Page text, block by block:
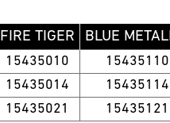
FIRE TIGER BLUE
15435010
15435110
15435014
15435114
15435021 15435121